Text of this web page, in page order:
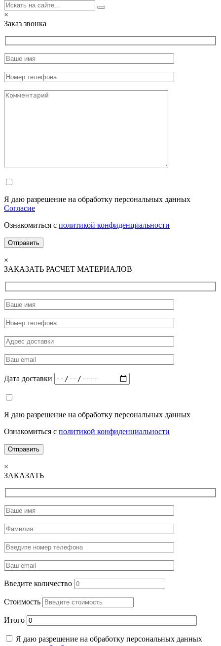
×
Заказ звонка
Я даю разрешение на обработку персональных данных
Согласие
Ознакомиться с политикой конфиденциальности
×
ЗАКАЗАТЬ РАСЧЕТ МАТЕРИАЛОВ
Дата доставки
Я даю разрешение на обработку персональных данных
Ознакомиться с политикой конфиденциальности
×
ЗАКАЗАТЬ
Введите количество
Стоимость
Итого
Я даю разрешение на обработку персональных данных